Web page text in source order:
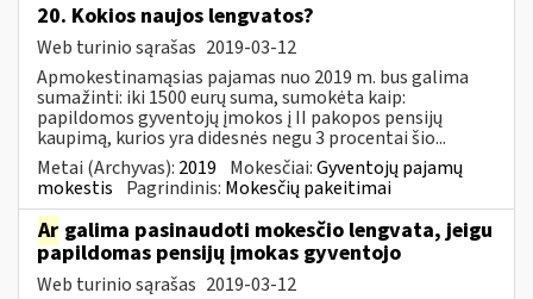
20. Kokios naujos lengvatos?
Web turinio sąrašas 2019-03-12
Apmokestinamąsias pajamas nuo 2019 m. bus galima
sumažinti: iki 1500 eurų suma, sumokėta kaip:
papildomos gyventojų įmokos į II pakopos pensijų
kaupimą, kurios yra didesnės negu 3 procentai šio...
Metai (Archyvas): 2019 Mokesčiai:Gyventojų pajamų
mokestis Pagrindinis: Mokesčių pakeitimai
Ar galima pasinaudoti mokesčio lengvata, jeigu
papildomas pensijų įmokas gyventojo
Web turinio sąrašas 2019-03-12